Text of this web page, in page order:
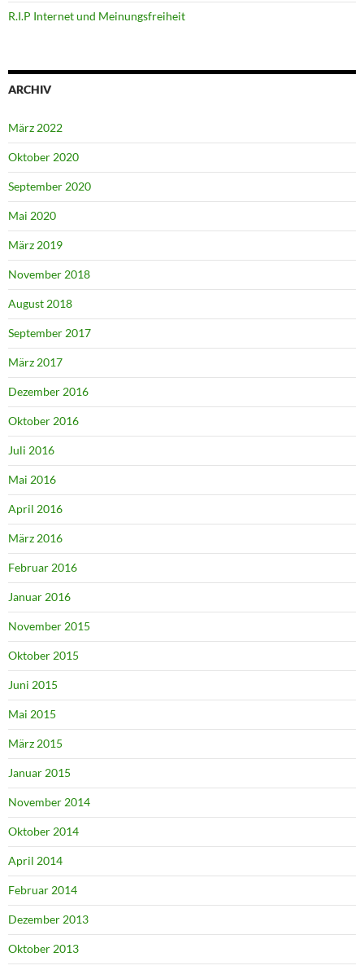
R.I.P Internet und Meinungsfreiheit
ARCHIV
März 2022
Oktober 2020
September 2020
Mai 2020
März 2019
November 2018
August 2018
September 2017
März 2017
Dezember 2016
Oktober 2016
Juli 2016
Mai 2016
April 2016
März 2016
Februar 2016
Januar 2016
November 2015
Oktober 2015
Juni 2015
Mai 2015
März 2015
Januar 2015
November 2014
Oktober 2014
April 2014
Februar 2014
Dezember 2013
Oktober 2013